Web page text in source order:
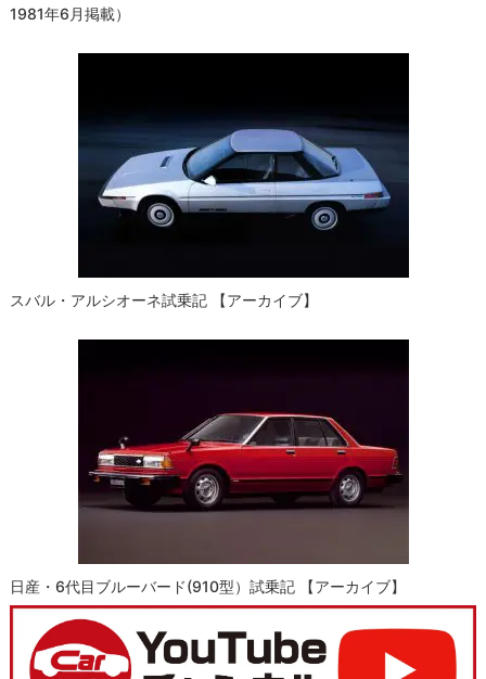
1981年6月掲載）
スバル・アルシオーネ試乗記 【アーカイブ】
日産・6代目ブルーバード(910型）試乗記 【アーカイブ】